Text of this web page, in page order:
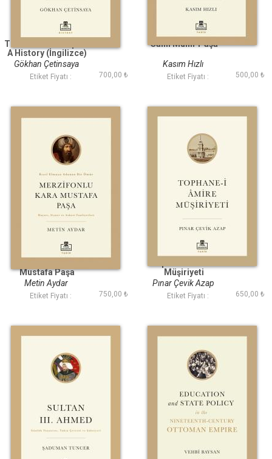
The Ottoman Empire:
A History (İngilizce)
Gökhan Çetinsaya
Etiket Fiyatı : 700,00 ₺
Salih Münir Paşa
Kasım Hızlı
Etiket Fiyatı : 500,00 ₺
Mustafa Paşa
Metin Aydar
Etiket Fiyatı : 750,00 ₺
Müşiriyeti
Pınar Çevik Azap
Etiket Fiyatı : 650,00 ₺